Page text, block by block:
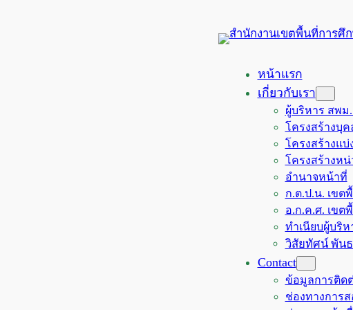
หน้าแรก
เกี่ยวกับเรา
ผู้บริหาร สพ
โครงสร้างบุค
โครงสร้างแ
โครงสร้างหน่
อำนาจหน้าที่
ก.ต.ป.น. เขต
อ.ก.ค.ศ. เขต
ทำเนียบผู้บริห
วิสัยทัศน์ พัน
Contact
ข้อมูลการติด
ช่องทางการ